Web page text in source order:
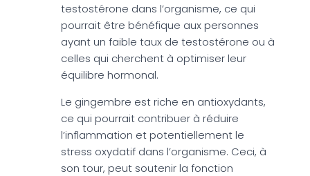
testostérone dans l’organisme, ce qui
pourrait être bénéfique aux personnes
ayant un faible taux de testostérone ou à
celles qui cherchent à optimiser leur
équilibre hormonal.
Le gingembre est riche en antioxydants,
ce qui pourrait contribuer à réduire
l’inflammation et potentiellement le
stress oxydatif dans l’organisme. Ceci, à
son tour, peut soutenir la fonction